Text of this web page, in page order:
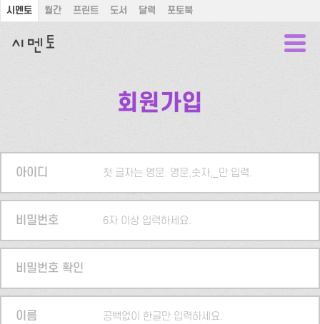
시멘토 월간 프린트 도서 달력 포토북
회원가입
아이디 첫 글자는 영문. 영문,숫자,_만 입력.
비밀번호 6자 이상 입력하세요.
비밀번호 확인
이름 공백없이 한글만 입력하세요.